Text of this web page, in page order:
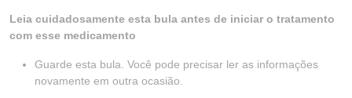
Leia cuidadosamente esta bula antes de iniciar o tratamento
com esse medicamento
Guarde esta bula. Você pode precisar ler as informações
novamente em outra ocasião.